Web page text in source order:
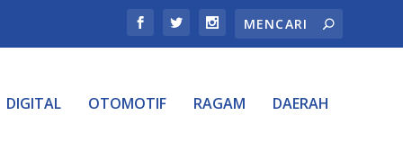
DIGITAL OTOMOTIF RAGAM DAERAH